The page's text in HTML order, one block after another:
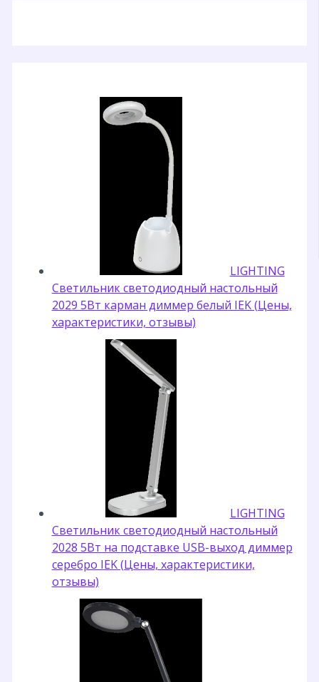
LIGHTING
Светильник светодиодный настольный
2029 5Вт карман диммер белый IEK (Цены,
характеристики, отзывы)
LIGHTING
Светильник светодиодный настольный
2028 5Вт на подставке USB-выход диммер
серебро IEK (Цены, характеристики,
отзывы)